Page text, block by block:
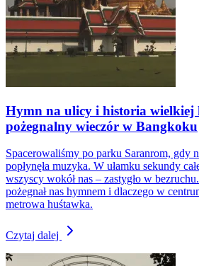
Hymn na ulicy i historia wielkiej
pożegnalny wieczór w Bangkoku
Spacerowaliśmy po parku Saranrom, gdy
popłynęła muzyka. W ułamku sekundy
wszyscy wokół nas – zastygło w
pożegnał nas hymnem i dlaczego w
metrowa huśtawka.
Czytaj dalej